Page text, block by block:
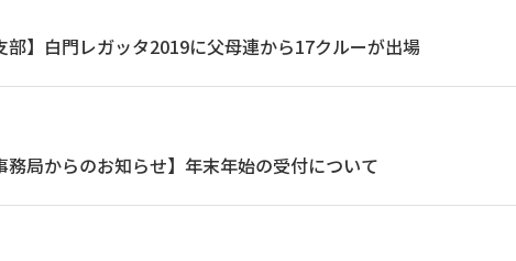
部】白門レガッタ2019に父母連から17クルーが出場
務局からのお知らせ】年末年始の受付について